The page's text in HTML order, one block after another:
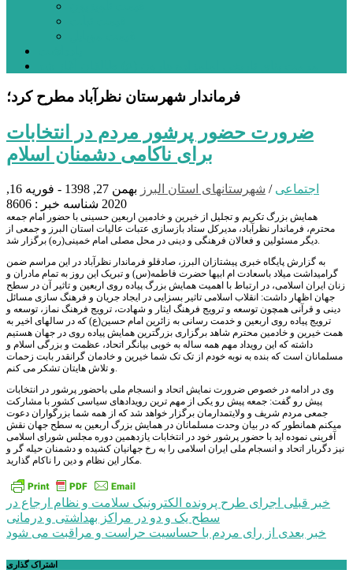
فرماندار شهرستان نظرآباد مطرح کرد؛
ضرورت حضور پرشور مردم در انتخابات
برای ناکامی دشمنان اسلام
اجتماعی / شهرستانهای استان البرز
بهمن 27, 1398 - فوریه 16,
2020 شناسه خبر : 8606
همایش بزرگ تکریم و تجلیل از خیرین و خادمین اربعین حسینی با حضور امام جمعه
محترم، فرماندار نظرآباد، مدیرکل ستاد بازسازی عتبات عالیات استان البرز و جمعی از
دیگر مسئولین و فعالان فرهنگی و دینی در محل مصلی امام خمینی(ره) برگزار شد.
به گزارش پایگاه خبری پیشتازان البرز، صادقلو فرماندار نظرآباد در این مراسم ضمن
گرامیداشت میلاد باسعادت ام ابیها حضرت فاطمه(س) و تبریک این روز به تمام مادران و
زنان ایران اسلامی، در ارتباط با اهمیت همایش بزرگ پیاده روی اربعین و تاثیر آن در سطح
جهان اظهار داشت: انقلاب اسلامی تاثیر بسزایی در ایجاد جریان و فرهنگ سازی مسائل
دینی و قرآنی همچون توسعه و ترویج فرهنگ ایثار و شهادت، ترویج فرهنگ نماز، توسعه و
ترویج پیاده روی اربعین و خدمت رسانی به زائرین امام حسین(ع) که در سالهای اخیر به
همت خیرین و خادمین محترم شاهد برگزاری بزرگترین همایش پیاده روی در جهان هستیم
داشته که این رویداد مهم همه ساله به خوبی بیانگر اتحاد، عظمت و بزرگی اسلام و
مسلمانان است که بنده به نوبه خودم از تک تک شما خیرین و خادمان گرانقدر بابت زحمات
و تلاش هایتان تشکر می کنم.
وی در ادامه در خصوص ضرورت نمایش اتحاد و انسجام ملی باحضور پرشور در انتخابات
پیش رو گفت: جمعه پیش رو یکی از مهم ترین رویدادهای سیاسی کشور با مشارکت
جمعی مردم شریف و ولایتمدارمان برگزار خواهد شد که از همه شما بزرگواران دعوت
میکنم همانطور که در بیان وحدت مسلمانان در همایش بزرگ اربعین به سطح جهان نقش
آفرینی نموده اید با حضور پرشور خود در انتخابات یازدهمین دوره مجلس شورای اسلامی
نیز دگربار اتحاد و انسجام ملی ایران اسلامی را به رخ جهانیان کشیده و دشمنان حیله گر و
مکار این نظام و دین را ناکام گذارید.
راهبری
نوشته
خبر قبلی اجرای طرح پرونده الکترونیک سلامت و نظام ارجاع در
سطح یک و دو در مراکز بهداشتی و درمانی
خبر بعدی از رای مردم با حساسیت حراست و مراقبت می شود
اشتراک گذاری